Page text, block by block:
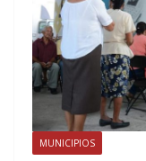
MUNICIPIOS